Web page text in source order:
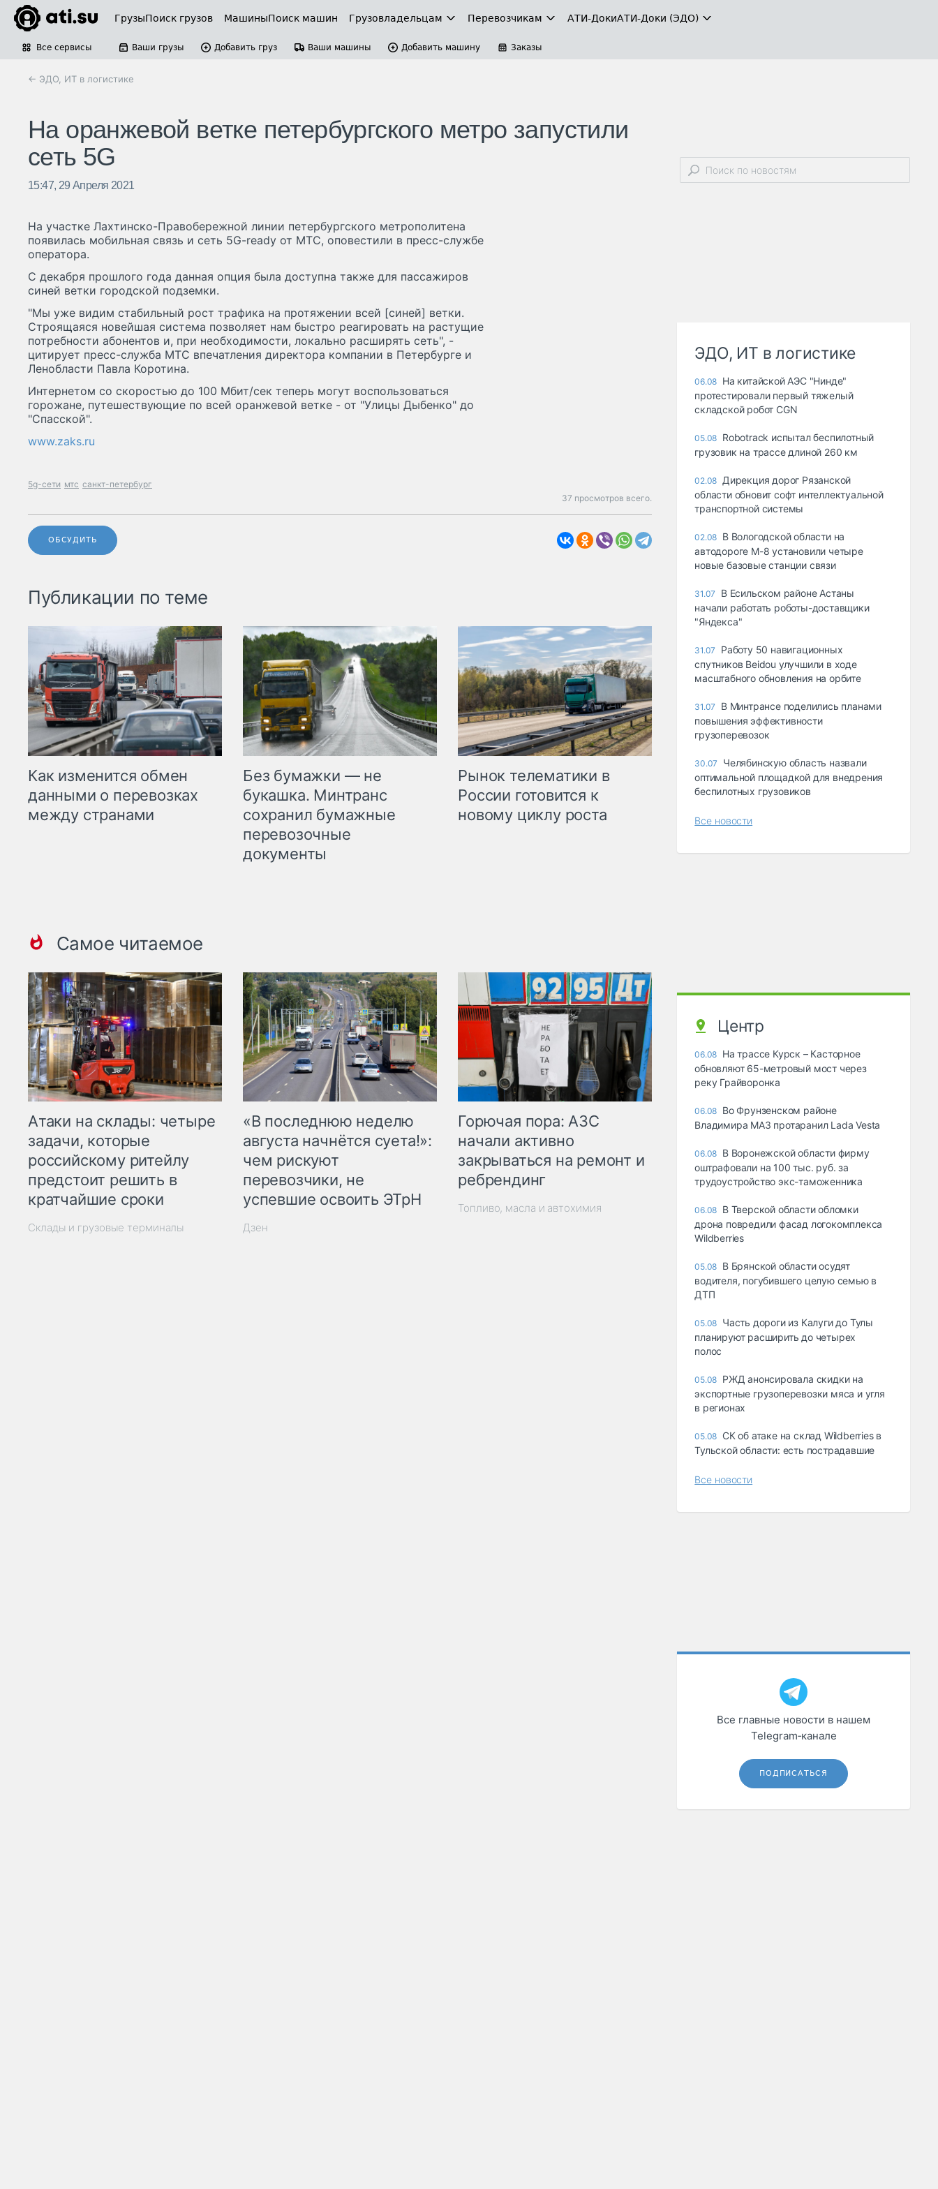
ГрузыПоиск грузов МашиныПоиск машин Грузовладельцам Перевозчикам АТИ-ДокиАТИ-Доки (ЭДО)
Все сервисы Ваши грузы Добавить груз Ваши машины Добавить машину Заказы
← ЭДО, ИТ в логистике
На оранжевой ветке петербургского метро запустили
сеть 5G
15:47, 29 Апреля 2021
На участке Лахтинско-Правобережной линии петербургского метрополитена
появилась мобильная связь и сеть 5G-ready от МТС, оповестили в пресс-службе
оператора.
С декабря прошлого года данная опция была доступна также для пассажиров
синей ветки городской подземки.
"Мы уже видим стабильный рост трафика на протяжении всей [синей] ветки.
Строящаяся новейшая система позволяет нам быстро реагировать на растущие
потребности абонентов и, при необходимости, локально расширять сеть", -
цитирует пресс-служба МТС впечатления директора компании в Петербурге и
Ленобласти Павла Коротина.
Интернетом со скоростью до 100 Мбит/сек теперь могут воспользоваться
горожане, путешествующие по всей оранжевой ветке - от "Улицы Дыбенко" до
"Спасской".
www.zaks.ru
5g-сети мтс санкт-петербург
37 просмотров всего.
ОБСУДИТЬ
Публикации по теме
Как изменится обмен
данными о перевозках
между странами
Без бумажки — не
букашка. Минтранс
сохранил бумажные
перевозочные
документы
Рынок телематики в
России готовится к
новому циклу роста
Самое читаемое
Атаки на склады: четыре
задачи, которые
российскому ритейлу
предстоит решить в
кратчайшие сроки
Склады и грузовые терминалы
«В последнюю неделю
августа начнётся суета!»:
чем рискуют
перевозчики, не
успевшие освоить ЭТрН
Дзен
Горючая пора: АЗС
начали активно
закрываться на ремонт и
ребрендинг
Топливо, масла и автохимия
ЭДО, ИТ в логистике
06.08 На китайской АЭС "Нинде"
протестировали первый тяжелый
складской робот CGN
05.08 Robotrack испытал беспилотный
грузовик на трассе длиной 260 км
02.08 Дирекция дорог Рязанской
области обновит софт интеллектуальной
транспортной системы
02.08 В Вологодской области на
автодороге М-8 установили четыре
новые базовые станции связи
31.07
В Есильском районе Астаны
начали работать роботы-доставщики
"Яндекса"
31.07
Работу 50 навигационных
спутников Beidou улучшили в ходе
масштабного обновления на орбите
31.07
В Минтрансе поделились планами
повышения эффективности
грузоперевозок
30.07
Челябинскую область назвали
оптимальной площадкой для внедрения
беспилотных грузовиков
Все новости
Центр
06.08 На трассе Курск – Касторное
обновляют 65-метровый мост через
реку Грайворонка
06.08 Во Фрунзенском районе
Владимира МАЗ протаранил Lada Vesta
06.08 В Воронежской области фирму
оштрафовали на 100 тыс. руб. за
трудоустройство экс-таможенника
06.08 В Тверской области обломки
дрона повредили фасад логокомплекса
Wildberries
05.08 В Брянской области осудят
водителя, погубившего целую семью в
ДТП
05.08 Часть дороги из Калуги до Тулы
планируют расширить до четырех
полос
05.08 РЖД анонсировала скидки на
экспортные грузоперевозки мяса и угля
в регионах
05.08 СК об атаке на склад Wildberries в
Тульской области: есть пострадавшие
Все новости
Все главные новости в нашем
Telegram‑канале
ПОДПИСАТЬСЯ